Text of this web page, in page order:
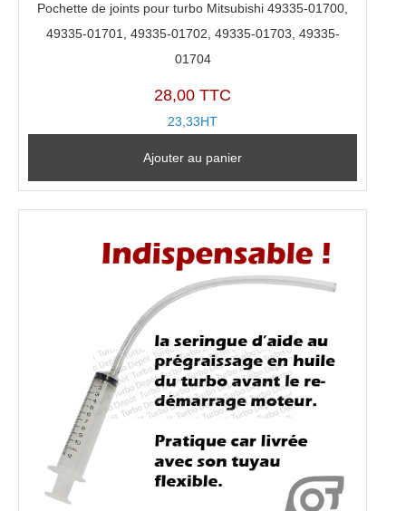
Pochette de joints pour turbo Mitsubishi 49335-01700,
49335-01701, 49335-01702, 49335-01703, 49335-
01704
28,00 TTC
23,33HT
Ajouter au panier